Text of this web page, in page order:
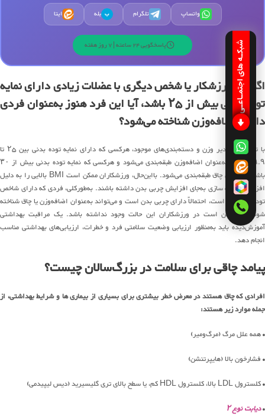
واتساپ تلگرام ب بله ایتا
پاسخگویی 24 ساعته | 7 روز هفته
اگر یک ورزشکار یا شخص دیگری با عضلات زیادی دارای نمایه
توده بدنی بیش از ۲۵ باشد، آیا این فرد هنوز به‌عنوان فردی
دارای اضافه‌وزن شناخته می‌شود؟
با توجه به مقادیر وزن و دسته‌بندی‌های موجود، هرکسی که دارای نمایه توده بدنی بین ۲۵ تا
۲۹.۹ باشد، به‌عنوان اضافه‌وزن طبقه‌بندی می‌شود و هرکسی که نمایه توده بدنی بیش از ۳۰
باشد، به‌عنوان چاق طبقه‌بندی می‌شود. بااین‌حال، ورزشکاران ممکن است BMI بالایی را به دلیل
افزایش عضله سازی به‌جای افزایش چربی بدن داشته باشند. به‌طورکلی، فردی که دارای شاخص
توده بدنی بالا است، احتمالاً دارای چربی بدن است و می‌تواند به‌عنوان اضافه‌وزن یا چاق شناخته
شود، اما ممکن است در ورزشکاران این حالت وجود نداشته باشد. یک مراقبت بهداشتی
آموزش‌دیده باید به‌منظور ارزیابی وضعیت سلامتی فرد و خطرات، ارزیابی‌های بهداشتی مناسب
انجام دهد.
پیامد چاقی برای سلامت در بزرگ‌سالان چیست؟
افرادی که چاق هستند در معرض خطر بیشتری برای بسیاری از بیماری ها و شرایط بهداشتی، از
جمله موارد زیر هستند:
• همه علل مرگ (مرگ‌ومیر)
• فشارخون بالا (هایپرتنشن)
• کلسترول LDL بالا، کلسترول HDL کم، یا سطح بالای تری گلیسیرید (دیس لیپیدمی)
•دیابت نوع ۲
شبکـه های اجتمـاعـی